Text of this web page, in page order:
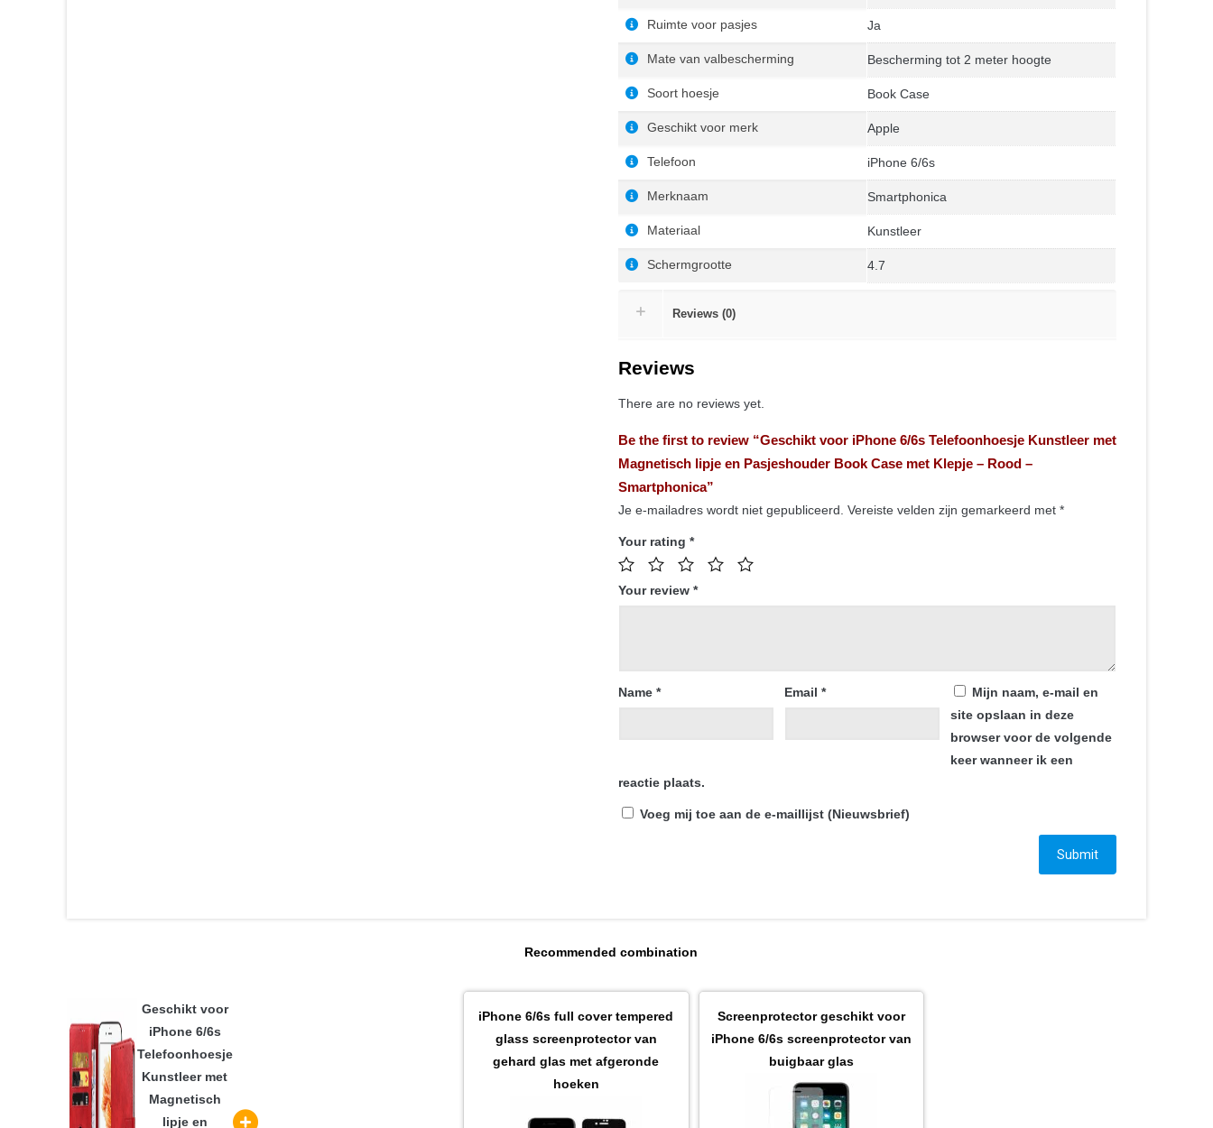
Ruimte voor pasjes Ja
Mate van valbescherming Bescherming tot 2 meter hoogte
Soort hoesje Book Case
Geschikt voor merk Apple
Telefoon iPhone 6/6s
Merknaam Smartphonica
Materiaal Kunstleer
Schermgrootte 4.7
Reviews (0)
Reviews
There are no reviews yet.
Be the first to review “Geschikt voor iPhone 6/6s Telefoonhoesje Kunstleer met
Magnetisch lipje en Pasjeshouder Book Case met Klepje – Rood –
Smartphonica”
Je e-mailadres wordt niet gepubliceerd. Vereiste velden zijn gemarkeerd met *
Your rating *
Your review *
Name * Email *
Mijn naam, e-mail en
site opslaan in deze
browser voor de volgende
keer wanneer ik een
reactie plaats.
Voeg mij toe aan de e-maillijst (Nieuwsbrief)
Recommended combination
Geschikt voor
iPhone 6/6s
Telefoonhoesje
Kunstleer met
Magnetisch
lipje en
iPhone 6/6s full cover tempered
glass screenprotector van
gehard glas met afgeronde
hoeken
Screenprotector geschikt voor
iPhone 6/6s screenprotector van
buigbaar glas